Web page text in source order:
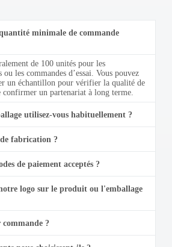
minimale de commande
de 100 unités pour les
ou les commandes d’essai. Vous pouvez
un échantillon pour vérifier la qualité de
confirmer un partenariat à long terme.
utilisez-vous habituellement ?
fabrication ?
de paiement acceptés ?
logo sur le produit ou l'emballage
commande ?